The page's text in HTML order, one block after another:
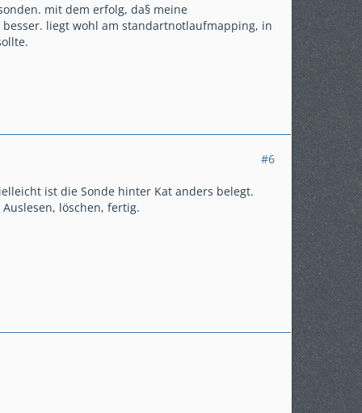
mit dem erfolg, da§ meine
liegt wohl am standartnotlaufmapping, in
#6
ist die Sonde hinter Kat anders belegt.
löschen, fertig.